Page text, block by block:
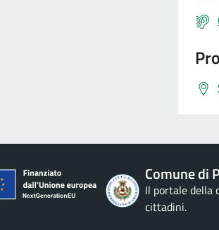
Comune di
Il portale della
cittadini.